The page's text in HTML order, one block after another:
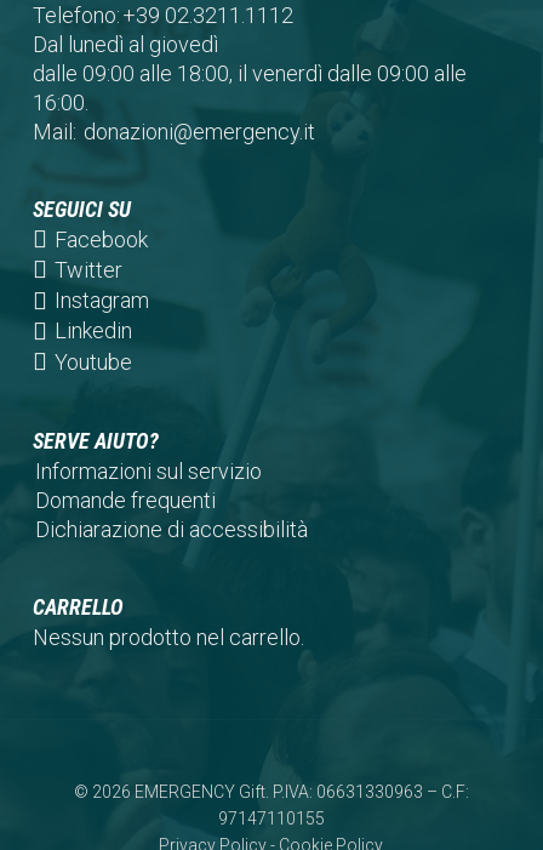
Telefono:+39 02.3211.1112
Dal lunedì al giovedì
dalle 09:00 alle 18:00, il venerdì dalle 09:00 alle
16:00.
Mail: donazioni@emergency.it
SEGUICI SU
Facebook(opens
a
Twitter(opens
in
a
new
Instagram(opens
Linkedin(opens
in
tab)
Youtube(opens
new
tab)
SERVE AIUTO?
Informazioni sul servizio
Domande frequenti
Dichiarazione di accessibilità
CARRELLO
Nessun prodotto nel carrello.
© 2026 EMERGENCY Gift. P.IVA: 06631330963 – C.F:
97147110155
Privacy Policy- Cookie Policy